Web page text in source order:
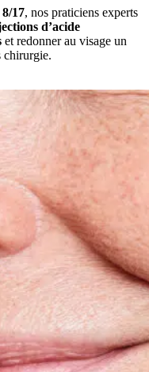
17, nos praticiens experts
d’acide
et redonner au visage un
chirurgie.